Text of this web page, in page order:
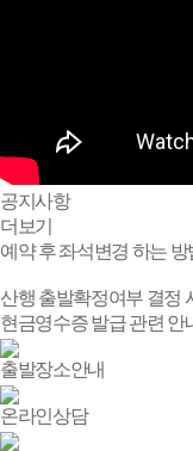
공지 사항
더보기
예약 후 좌석변경 하는 방
산행 출발확정여부 결정
현금영수증 발급 관련 안
출발장소안내
온라인상담